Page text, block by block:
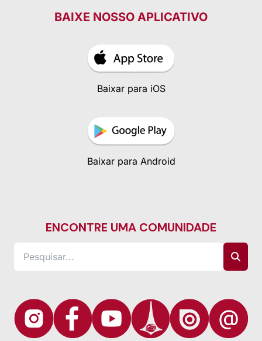
BAIXE NOSSO APLICATIVO
Baixar para iOS
Baixar para Android
ENCONTRE UMA COMUNIDADE